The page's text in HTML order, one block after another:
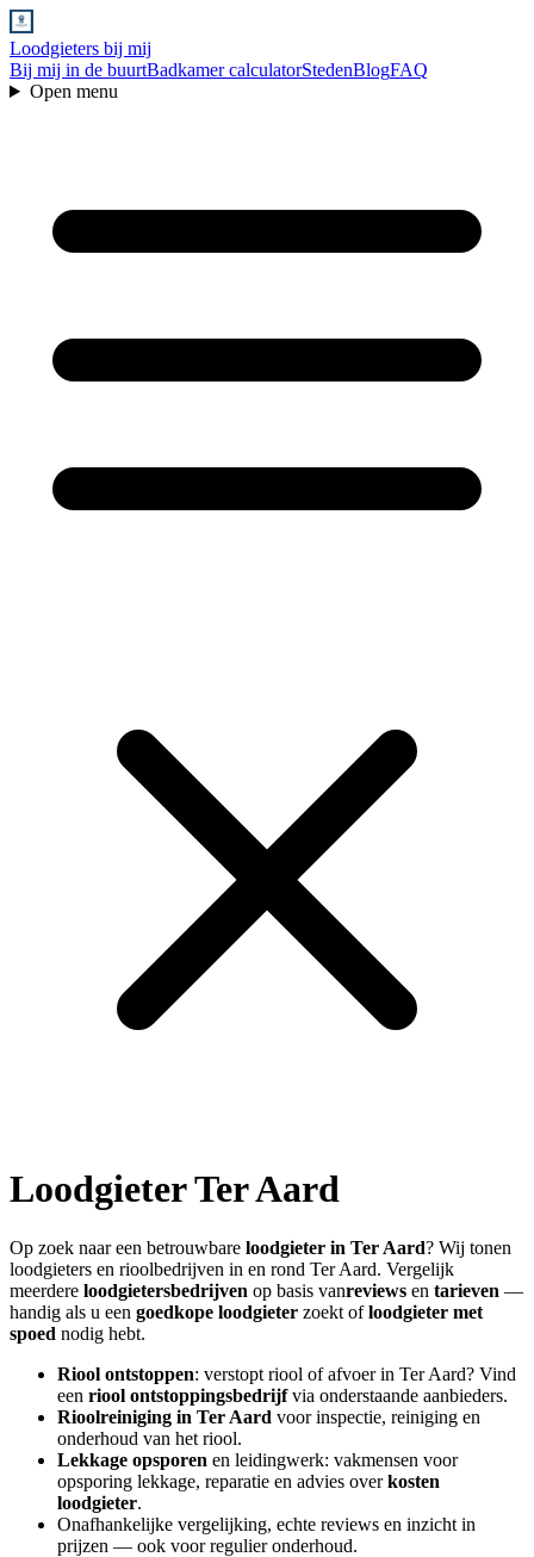
Loodgieters bij mij
Bij mij in de buurtBadkamer calculatorStedenBlogFAQ
Open menu
LoodgieterTer Aard
Op zoek naar een betrouwbare loodgieter in Ter Aard? Wij tonen
loodgieters en rioolbedrijven in en rond Ter Aard. Vergelijk
meerdere loodgietersbedrijven op basis vanreviews en tarieven —
handig als u een goedkope loodgieter zoekt ofloodgieter met
spoed nodig hebt.
Riool ontstoppen: verstopt riool of afvoer in Ter Aard? Vind
een riool ontstoppingsbedrijfvia onderstaande aanbieders.
Rioolreiniging in Ter Aard voor inspectie, reiniging en
onderhoud van het riool.
Lekkage opsporen en leidingwerk: vakmensen voor
opsporing lekkage, reparatie en advies overkosten
loodgieter.
Onafhankelijke vergelijking, echte reviews en inzicht in
prijzen — ook voor regulier onderhoud.